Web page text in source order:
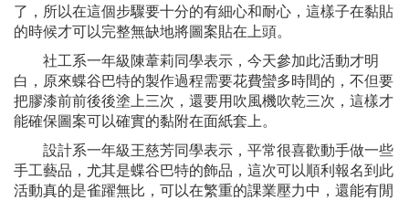
了，所以在這個步驟要十分的有細心和耐心，這樣子在黏貼
的時候才可以完整無缺地將圖案貼在上頭。
社工系一年級陳葦莉同學表示，今天參加此活動才明
白，原來蝶谷巴特的製作過程需要花費蠻多時間的，不但要
把膠漆前前後後塗上三次，還要用吹風機吹乾三次，這樣才
能確保圖案可以確實的黏附在面紙套上。
設計系一年級王慈芳同學表示，平常很喜歡動手做一些
手工藝品，尤其是蝶谷巴特的飾品，這次可以順利報名到此
活動真的是雀躍無比，可以在繁重的課業壓力中，還能有閒